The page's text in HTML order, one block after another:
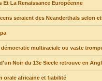
Et La Renaissance Européenne
seraient des Neanderthals selon
multiraciale ou vaste
Noir du 13e Siecle retrouve en
orale africaine et fiabilité